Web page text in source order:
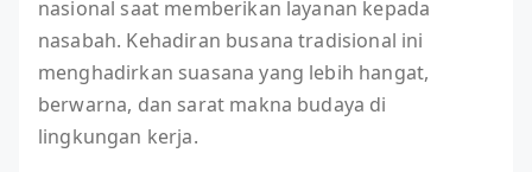
nasional saat memberikan layanan kepada
nasabah. Kehadiran busana tradisional ini
menghadirkan suasana yang lebih hangat,
berwarna, dan sarat makna budaya di
lingkungan kerja.